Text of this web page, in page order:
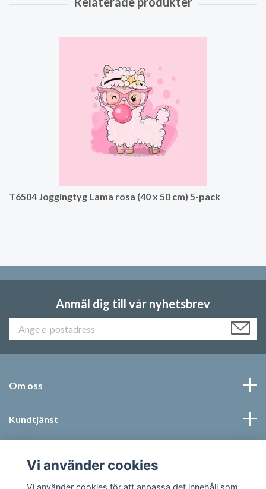
T6504 Joggingtyg Lama rosa (40 x 50 cm) 5-pack
Anmäl dig till vår nyhetsbrev
Om oss
Kundtjänst
Vi använder cookies
Vi använder cookies för att anpassa det innehåll som